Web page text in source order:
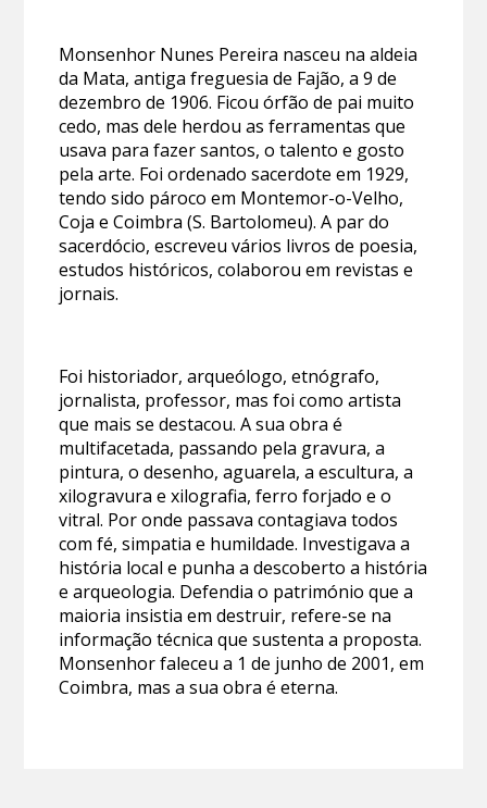
Monsenhor Nunes Pereira nasceu na aldeia
da Mata, antiga freguesia de Fajão, a 9 de
dezembro de 1906. Ficou órfão de pai muito
cedo, mas dele herdou as ferramentas que
usava para fazer santos, o talento e gosto
pela arte. Foi ordenado sacerdote em 1929,
tendo sido pároco em Montemor-o-Velho,
Coja e Coimbra (S. Bartolomeu). A par do
sacerdócio, escreveu vários livros de poesia,
estudos históricos, colaborou em revistas e
jornais.
Foi historiador, arqueólogo, etnógrafo,
jornalista, professor, mas foi como artista
que mais se destacou. A sua obra é
multifacetada, passando pela gravura, a
pintura, o desenho, aguarela, a escultura, a
xilogravura e xilografia, ferro forjado e o
vitral. Por onde passava contagiava todos
com fé, simpatia e humildade. Investigava a
história local e punha a descoberto a história
e arqueologia. Defendia o património que a
maioria insistia em destruir, refere-se na
informação técnica que sustenta a proposta.
Monsenhor faleceu a 1 de junho de 2001, em
Coimbra, mas a sua obra é eterna.